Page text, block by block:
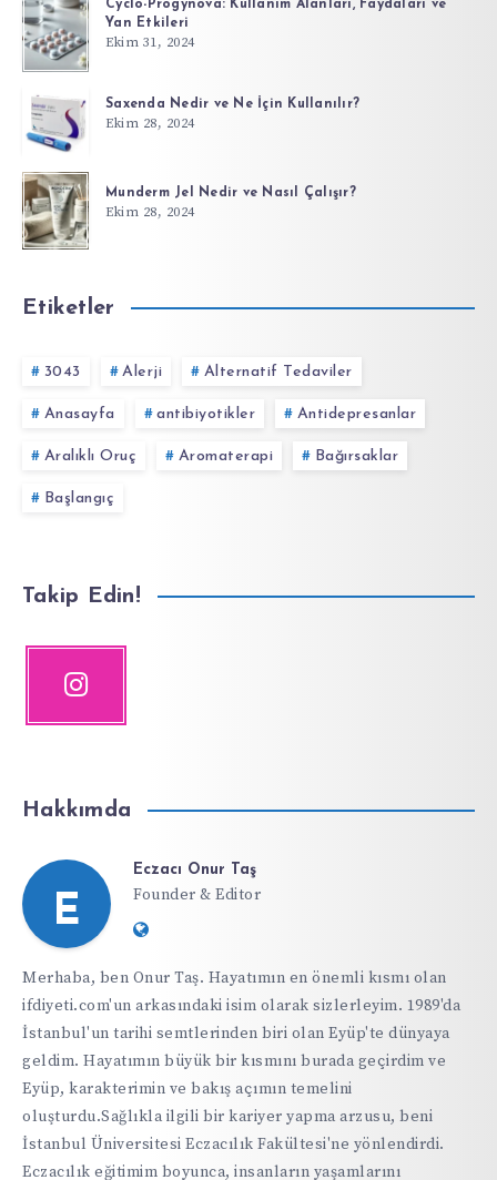
Cyclo-Progynova: Kullanım Alanları, Faydaları ve
Yan Etkileri
Ekim 31, 2024
Saxenda Nedir ve Ne İçin Kullanılır?
Ekim 28, 2024
Munderm Jel Nedir ve Nasıl Çalışır?
Ekim 28, 2024
Etiketler
3043 Alerji Alternatif Tedaviler
Anasayfa antibiyotikler Antidepresanlar
Aralıklı Oruç Aromaterapi Bağırsaklar
Başlangıç
Takip Edin!
Hakkımda
E
Eczacı Onur Taş
Founder & Editor
Website:
Merhaba, ben Onur Taş. Hayatımın en önemli kısmı olan
ifdiyeti.com'un arkasındaki isim olarak sizlerleyim. 1989'da
İstanbul'un tarihi semtlerinden biri olan Eyüp'te dünyaya
geldim. Hayatımın büyük bir kısmını burada geçirdim ve
Eyüp, karakterimin ve bakış açımın temelini
oluşturdu.Sağlıkla ilgili bir kariyer yapma arzusu, beni
İstanbul Üniversitesi Eczacılık Fakültesi'ne yönlendirdi.
Eczacılık eğitimim boyunca, insanların yaşamlarını